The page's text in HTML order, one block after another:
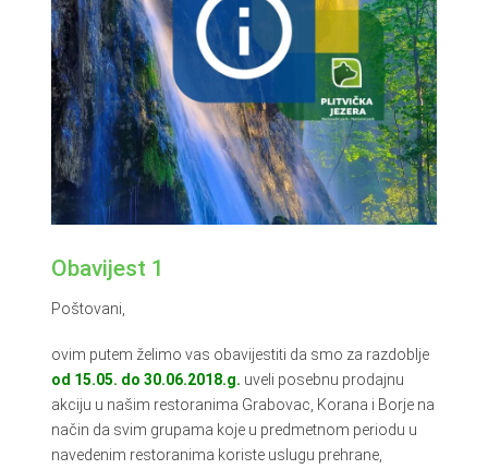
Obavijest 1
Poštovani,
ovim putem želimo vas obavijestiti da smo za razdoblje
od 15.05. do 30.06.2018.g. uveli posebnu prodajnu
akciju u našim restoranima Grabovac, Korana i Borje na
način da svim grupama koje u predmetnom periodu u
navedenim restoranima koriste uslugu prehrane,